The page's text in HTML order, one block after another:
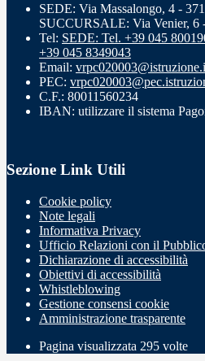
SEDE: Via Massalongo, 4 -
SUCCURSALE: Via Venier, 6
Tel: SEDE: Tel. +39 045
+39 045 8349043
Email:
PEC:
C.F.: 80011560234
IBAN: utilizzare il sistema
Sezione Link Utili
Cookie policy
Note legali
Informativa Privacy
Ufficio Relazioni con il
Dichiarazione di accessibilità
Obiettivi di accessibilità
Whistleblowing
Gestione consensi cookie
Amministrazione trasparente
Pagina visualizzata 295 volte